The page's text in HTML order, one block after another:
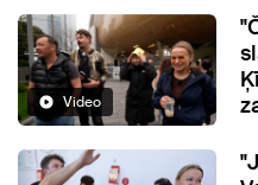
Video